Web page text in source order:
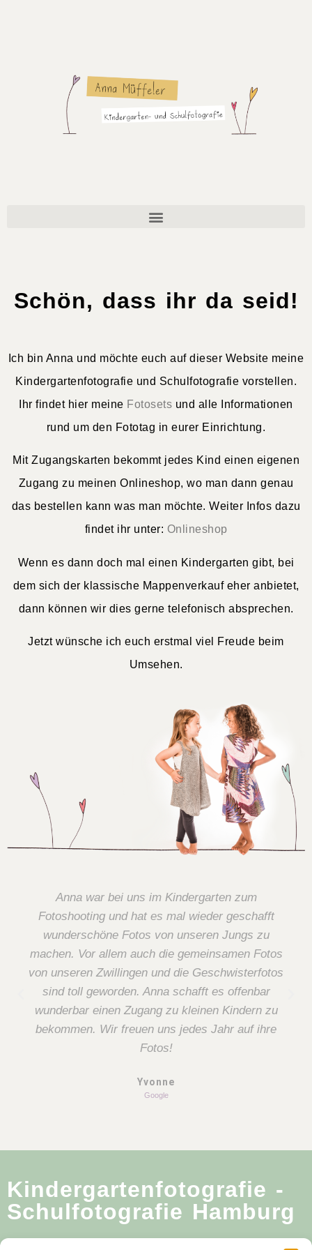
Schön, dass ihr da seid!
Ich bin Anna und möchte euch auf dieser Website meine
Kindergartenfotografie und Schulfotografie vorstellen.
Ihr findet hier meine Fotosets und alle Informationen
rund um den Fototag in eurer Einrichtung.
Mit Zugangskarten bekommt jedes Kind einen eigenen
Zugang zu meinen Onlineshop, wo man dann genau
das bestellen kann was man möchte. Weiter Infos dazu
findet ihr unter: Onlineshop
Wenn es dann doch mal einen Kindergarten gibt, bei
dem sich der klassische Mappenverkauf eher anbietet,
dann können wir dies gerne telefonisch absprechen.
Jetzt wünsche ich euch erstmal viel Freude beim
Umsehen.
Anna war bei uns im Kindergarten zum
Fotoshooting und hat es mal wieder geschafft
wunderschöne Fotos von unseren Jungs zu
machen. Vor allem auch die gemeinsamen Fotos
von unseren Zwillingen und die Geschwisterfotos
sind toll geworden. Anna schafft es offenbar
wunderbar einen Zugang zu kleinen Kindern zu
bekommen. Wir freuen uns jedes Jahr auf ihre
Fotos!
Yvonne
Google
Kindergartenfotografie -
Schulfotografie Hamburg